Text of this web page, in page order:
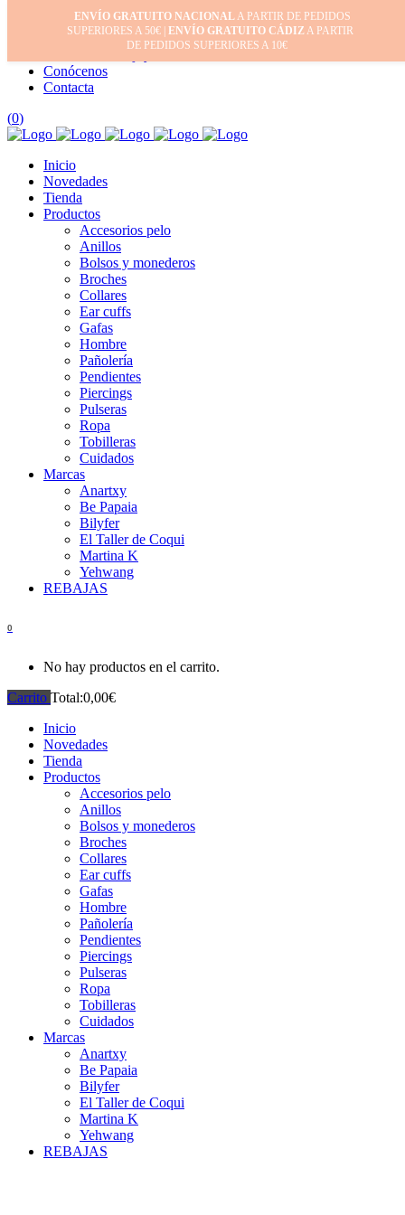
Inicio
Mi cuenta
Conócenos
Contacta
(0)
Inicio
Novedades
Tienda
Productos
Accesorios pelo
Anillos
Bolsos y monederos
Broches
Collares
Ear cuffs
Gafas
Hombre
Pañolería
Pendientes
Piercings
Pulseras
Ropa
Tobilleras
Cuidados
Marcas
Anartxy
Be Papaia
Bilyfer
El Taller de Coqui
Martina K
Yehwang
REBAJAS
0
No hay productos en el carrito.
Carrito Total:0,00€
Inicio
Novedades
Tienda
Productos
Accesorios pelo
Anillos
Bolsos y monederos
Broches
Collares
Ear cuffs
Gafas
Hombre
Pañolería
Pendientes
Piercings
Pulseras
Ropa
Tobilleras
Cuidados
Marcas
Anartxy
Be Papaia
Bilyfer
El Taller de Coqui
Martina K
Yehwang
REBAJAS
ENVÍO GRATUITO NACIONALA PARTIR DE PEDIDOS
SUPERIORES A 50€ | ENVÍO GRATUITO CÁDIZA PARTIR
DE PEDIDOS SUPERIORES A 10€